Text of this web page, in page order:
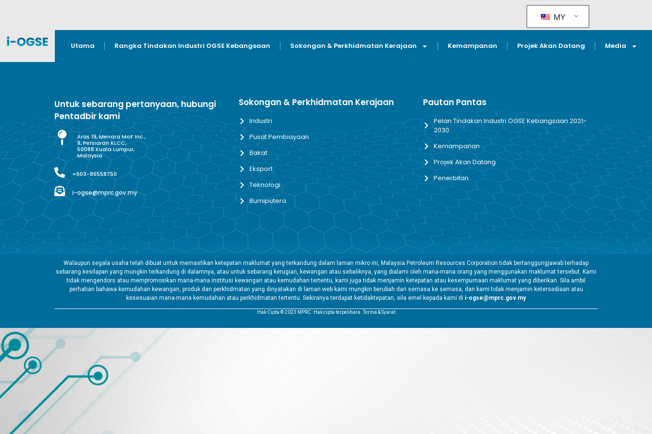
MY
Utama Rangka Tindakan Industri OGSE Kebangsaan Sokongan & Perkhidmatan Kerajaan Kemampanan Projek Akan Datang Media
Untuk sebarang pertanyaan, hubungi
Pentadbir kami
Aras 19, Menara MoF Inc.,
9, Persiaran KLCC,
50088 Kuala Lumpur,
Malaysia
+603-86558750
i-ogse@mprc.gov.my
Sokongan & Perkhidmatan Kerajaan
Industri
Pusat Pembiayaan
Bakat
Eksport
Teknologi
Bumiputera
Pautan Pantas
Pelan Tindakan Industri OGSE Kebangsaan 2021-
2030
Kemampanan
Projek Akan Datang
Penerbitan
Walaupun segala usaha telah dibuat untuk memastikan ketepatan maklumat yang terkandung dalam laman mikro ini, Malaysia Petroleum Resources Corporation tidak bertanggungjawab terhadap
sebarang kesilapan yang mungkin terkandung di dalamnya, atau untuk sebarang kerugian, kewangan atau sebaliknya, yang dialami oleh mana-mana orang yang menggunakan maklumat tersebut. Kami
tidak mengendors atau mempromosikan mana-mana institusi kewangan atau kemudahan tertentu, kami juga tidak menjamin ketepatan atau kesempurnaan maklumat yang diberikan. Sila ambil
perhatian bahawa kemudahan kewangan, produk dan perkhidmatan yang dinyatakan di laman web kami mungkin berubah dari semasa ke semasa, dan kami tidak menjamin ketersediaan atau
kesesuaian mana-mana kemudahan atau perkhidmatan tertentu. Sekiranya terdapat ketidaktepatan, sila emel kepada kami di i-ogse@mprc.gov.my
Hak Cipta © 2023 MPRC. Hak cipta terpelihara. Terma & Syarat